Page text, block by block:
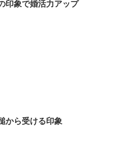
印象で婚活力アップ
から受ける印象